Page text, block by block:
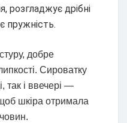
розгладжує дрібні
пружність.
добре
Сироватку
так і ввечері —
шкіра отримала